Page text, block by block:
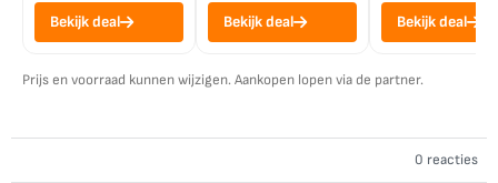
Bekijk deal Bekijk deal Bekijk deal
Prijs en voorraad kunnen wijzigen. Aankopen lopen via de partner.
0 reacties